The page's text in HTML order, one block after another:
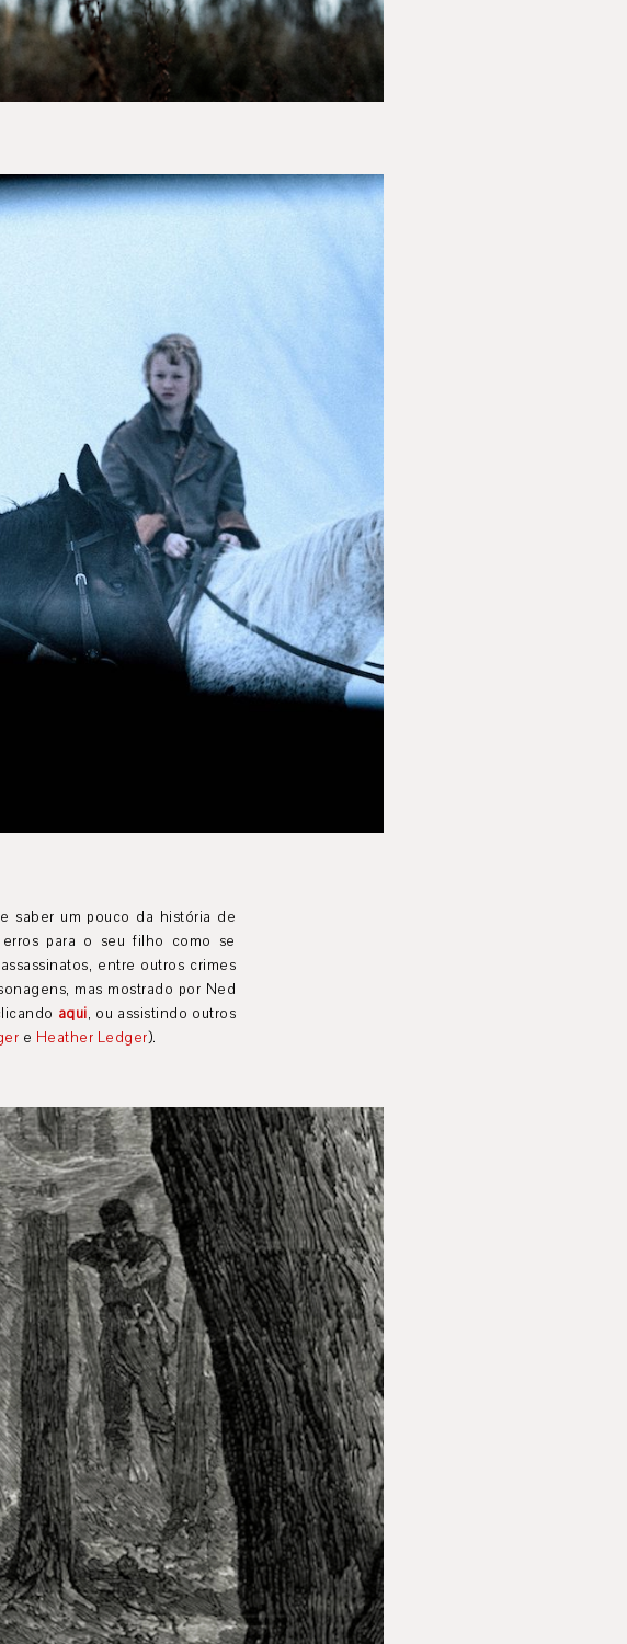
saber um pouco da história de
para o seu filho como se
entre outros crimes
mas mostrado por Ned
aqui, ou assistindo outros
e Heather Ledger).